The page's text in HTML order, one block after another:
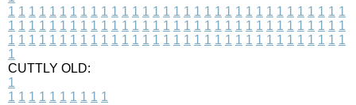
1 1 1 1 1 1 1 1 1 1 1 1 1 1 1 1 1 1 1 1 1 1 1 1 1 1 1 1 1 1 1 1 1
1 1 1 1 1 1 1 1 1 1 1 1 1 1 1 1 1 1 1 1 1 1 1 1 1 1 1 1 1 1 1 1 1
1 1 1 1 1 1 1 1 1 1 1 1 1 1 1 1 1 1 1 1 1 1 1 1 1 1 1 1 1 1 1 1 1
1
CUTTLY OLD:
1
1 1 1 1 1 1 1 1 1 1